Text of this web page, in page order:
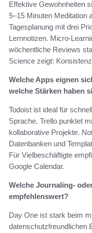
Effektive Gewohnheiten
5–15 Minuten Meditation
Tagesplanung mit drei
Lernnotizen. Micro-
wöchentliche Reviews
Science zeigt:
Welche Apps eignen
welche Stärken haben
Todoist ist ideal für
Sprache. Trello punktet
kollaborative Projekte.
Datenbanken und
Für Vielbeschäftigte
Google Calendar.
Welche Journaling-
empfehlenswert?
Day One ist stark beim
datenschutzfreundlichen